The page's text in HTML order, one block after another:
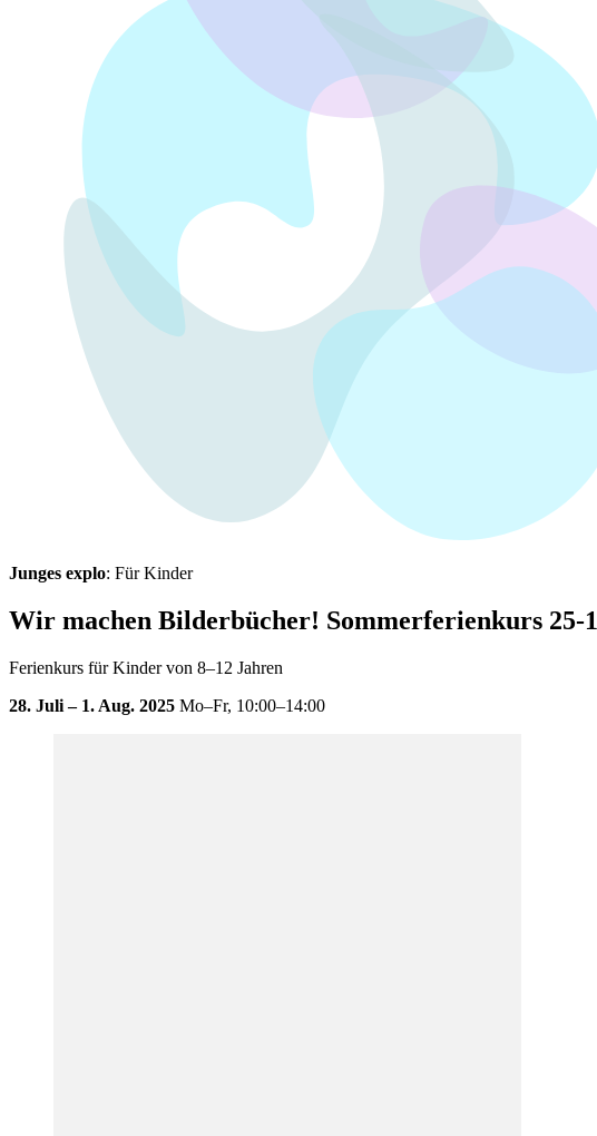
Junges explo: Für Kinder
Wir machen Bilderbücher! Sommerferienkurs 25-1
Ferienkurs für Kinder von 8–12 Jahren
28. Juli – 1. Aug. 2025 Mo–Fr, 10:00–14:00